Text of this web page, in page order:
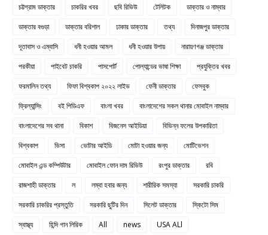
চট্টগ্রাম ডাক্তার
চাকরির খবর ছবি রিভিউ টেলিটক
ডাক্তার ও নাম্বার
ডাক্তার বগুড়া
ডাক্তার বরিশাল ঢাকার ডাক্তার তথ্য
দিনাজপুর ডাক্তার
দূতাবাস ও এম্বাসি
ধনী হওয়ার আমল ধনী হওয়ার উপায়
নারায়ণগঞ্জ ডাক্তার
পরকীয়া
পাইবেট চাকরি পাসপোর্ট পোল্যান্ডের ভাষা শিক্ষা
প্রযুক্তির খবর
ফরমালিন তথ্য
ফিফা বিশ্বকাপ ২০২২ লাইভ ফেনী ডাক্তার
ফেসবুক
ফ্রিল্যান্সিং
বই পিডিএফ বাংলা খবর
বাংলাদেশের সকল থানার মোবাইল নাম্বার
বাংলাদেশের সব থানা
বিকাশ বিজনেস আইডিয়া
বিভিন্ন ফলের উপকারিতা
বিশ্বকাপ
ভিসা ভোটার আইডি মোটা হওয়ার জন্য
মোটিভেশন
মোবাইল এন্ড কম্পিউটার
মোবাইল ফোন দাম রিভিউ রংপুর ডাক্তার
রবি
রাজশাহী ডাক্তার
ল লম্বা হবার জন্য শারীরিক সমস্যা
সরকারি চাকরি
সরকারি চাকরির প্রস্তুতি
সরকারি ছুটির দিন সিলেট ডাক্তার
স্কিটো সিম
স্বাস্থ্য
হিন্দি গান লিরিক All news USA ALl